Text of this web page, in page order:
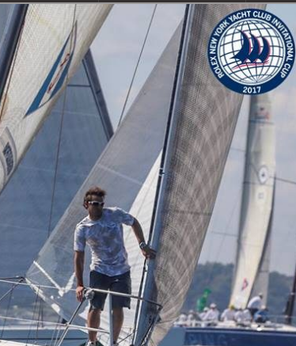
YCA
ESCUELA DE YACHTING